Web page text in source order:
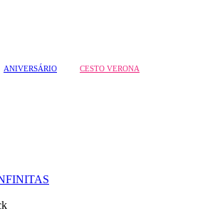
ANIVERSÁRIO CESTO VERONA